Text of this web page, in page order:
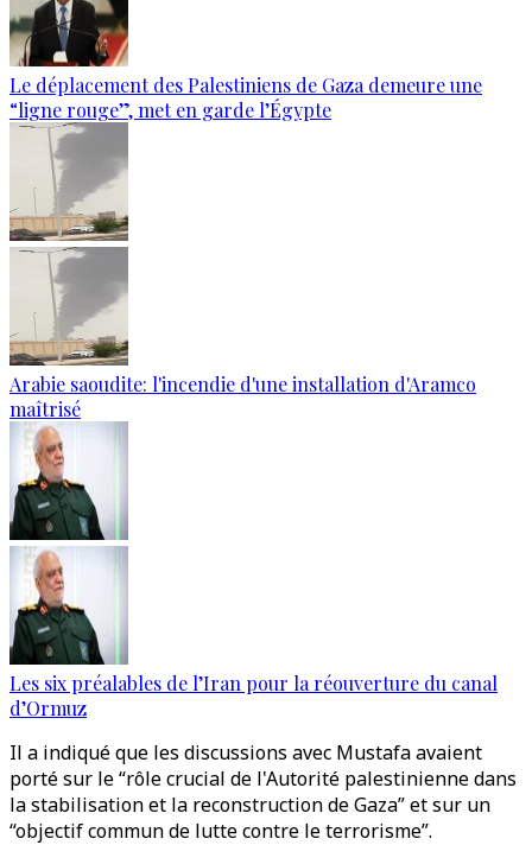
Le déplacement des Palestiniens de Gaza demeure une
“ligne rouge”, met en garde l’Égypte
Arabie saoudite: l'incendie d'une installation d'Aramco
maîtrisé
Les six préalables de l’Iran pour la réouverture du canal
d’Ormuz
Il a indiqué que les discussions avec Mustafa avaient
porté sur le “rôle crucial de l'Autorité palestinienne dans
la stabilisation et la reconstruction de Gaza” et sur un
“objectif commun de lutte contre le terrorisme”.